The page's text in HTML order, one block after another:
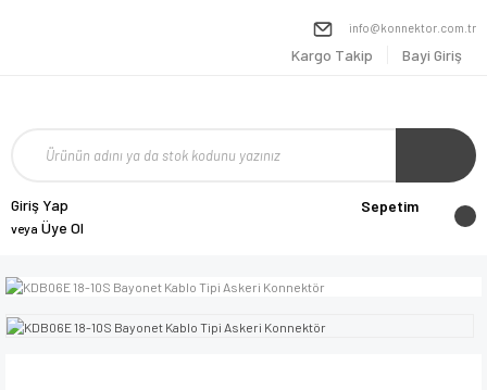
info@konnektor.com.tr
Kargo Takip Bayi Giriş
Giriş Yap
veya Üye Ol
Sepetim